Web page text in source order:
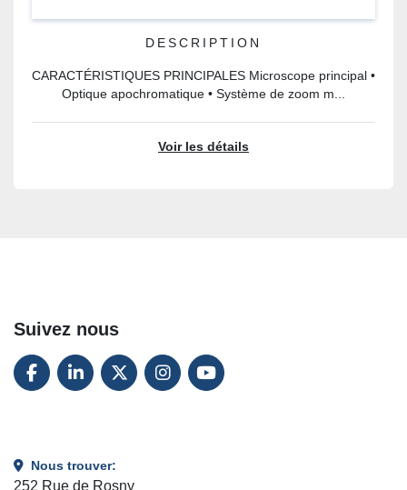
DESCRIPTION
CARACTÉRISTIQUES PRINCIPALES Microscope principal •
Optique apochromatique • Système de zoom m...
Voir les détails
Suivez nous
FACEBOOK
LINKEDINTWITTERINSTAGRAM
YOUTUBE
Nous trouver:
252 Rue de Rosny